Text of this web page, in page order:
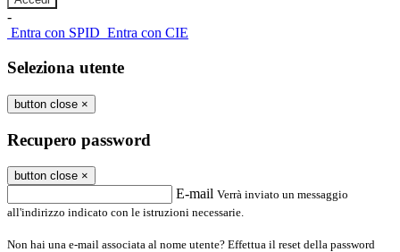
-
Entra con SPID Entra con CIE
Seleziona utente
button close ×
Recupero password
button close ×
E-mail Verrà inviato un messaggio
all'indirizzo indicato con le istruzioni necessarie.
Non hai una e-mail associata al nome utente? Effettua il reset della password